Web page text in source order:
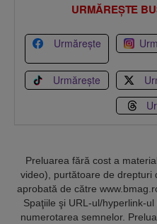
URMĂREȘTE
Urmărește
Urmărește
Preluarea fără cost a
video), purtătoare de drepturi
aprobată de către
Spaţiile şi URL-ul/hyperlink-
numerotarea semnelor.